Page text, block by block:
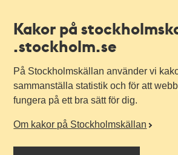
Kakor på
.stockholm.se
På Stockholmskällan använder vi
sammanställa statistik och för att
fungera på ett bra sätt för dig.
Om kakor på Stockholmskällan